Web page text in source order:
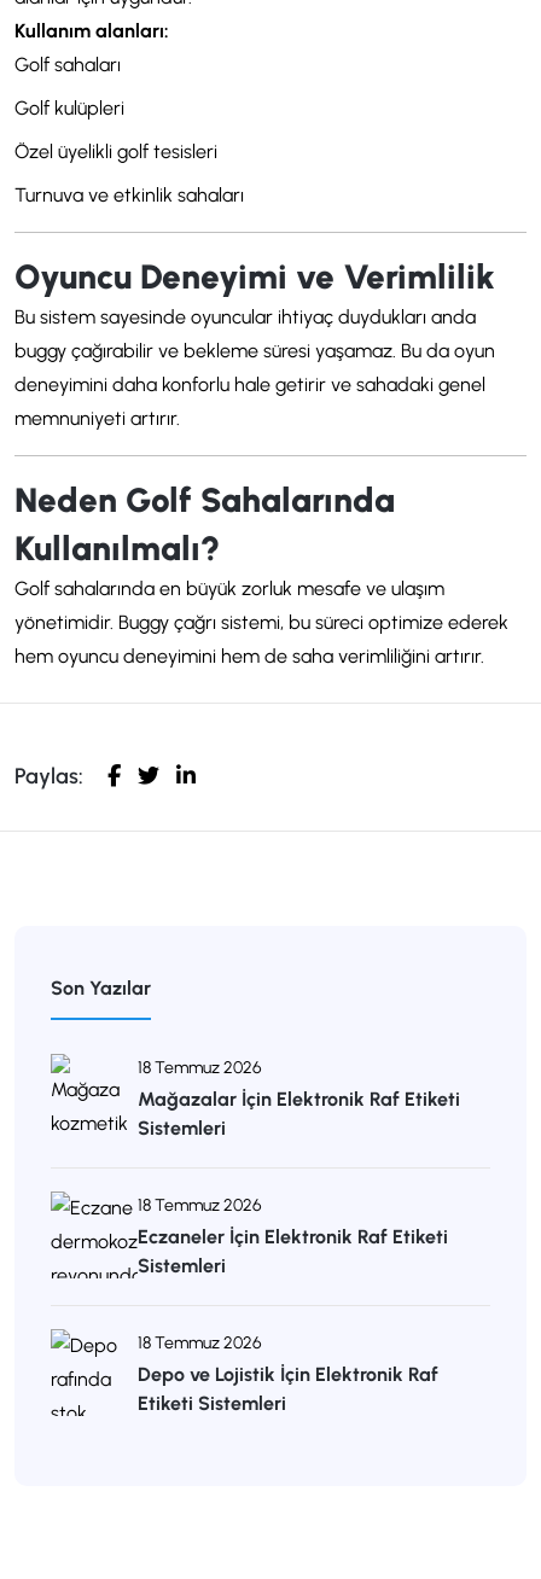
Kullanım alanları:
Golf sahaları
Golf kulüpleri
Özel üyelikli golf tesisleri
Turnuva ve etkinlik sahaları
Oyuncu Deneyimi ve Verimlilik
Bu sistem sayesinde oyuncular ihtiyaç duydukları anda
buggy çağırabilir ve bekleme süresi yaşamaz. Bu da oyun
deneyimini daha konforlu hale getirir ve sahadaki genel
memnuniyeti artırır.
Neden Golf Sahalarında
Kullanılmalı?
Golf sahalarında en büyük zorluk mesafe ve ulaşım
yönetimidir. Buggy çağrı sistemi, bu süreci optimize ederek
hem oyuncu deneyimini hem de saha verimliliğini artırır.
Paylas:
Son Yazılar
18 Temmuz 2026
Mağazalar İçin Elektronik Raf Etiketi
Sistemleri
18 Temmuz 2026
Eczaneler İçin Elektronik Raf Etiketi
Sistemleri
18 Temmuz 2026
Depo ve Lojistik İçin Elektronik Raf
Etiketi Sistemleri